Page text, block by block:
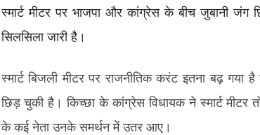
स्मार्ट मीटर पर भाजपा और कांग्रेस के बीच जुबानी जंग
सिलसिला जारी है।
स्मार्ट बिजली मीटर पर राजनीतिक करंट इतना बढ़
छिड़ चुकी है। किच्छा के कांग्रेस विधायक ने स्मार्ट मीटर
के कई नेता उनके समर्थन में उतर आए।